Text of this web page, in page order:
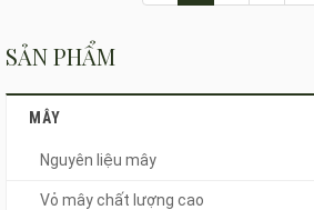
SẢN PHẨM
MÂY
Nguyên liệu mây
Vỏ mây chất lượng cao